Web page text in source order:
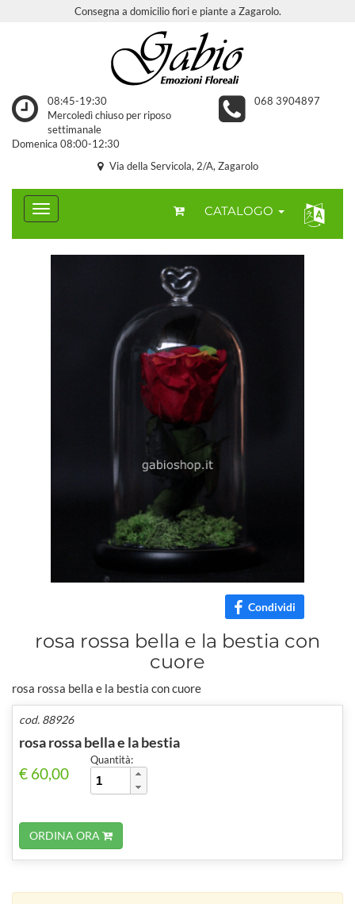
Consegna a domicilio fiori e piante a Zagarolo.
08:45-19:30
Mercoledì chiuso per riposo
settimanale
Domenica 08:00-12:30
068 3904897
Via della Servicola, 2/A, Zagarolo
CATALOGO
Condividi
rosa rossa bella e la bestia con
cuore
rosa rossa bella e la bestia con cuore
cod. 88926
rosa rossa bella e la bestia
€ 60,00
Quantità:
ORDINA ORA